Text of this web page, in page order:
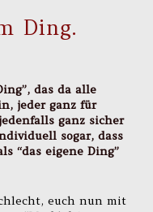
Ding.
das da alle
jeder ganz für
ganz sicher
sogar, dass
“das eigene Ding”
euch nun mit